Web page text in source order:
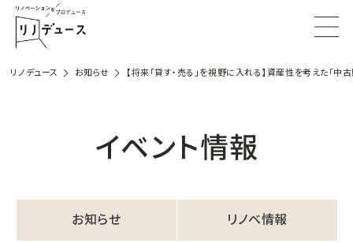
リノデュース お知らせ 【将来「貸す・売る」を視野に入れる】資産性を考えた「
イベント情報
お知らせ リノベ情報